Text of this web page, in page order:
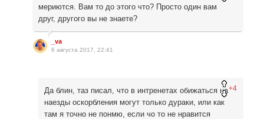
мериются. Вам то до этого что? Просто один вам
друг, другого вы не знаете?
_va
6 августа 2017, 22:41
+4
Да блин, таз писал, что в интренетах обижаться на
наезды оскорбления могут только дураки, или как
там я точно не понмю, если чо то не нравится